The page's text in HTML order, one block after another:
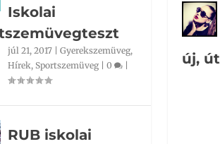
Iskolai
júl 21, 2017 |Gyerekszemüveg,
Hírek, Sportszemüveg |0 |
RUB iskolai
új,